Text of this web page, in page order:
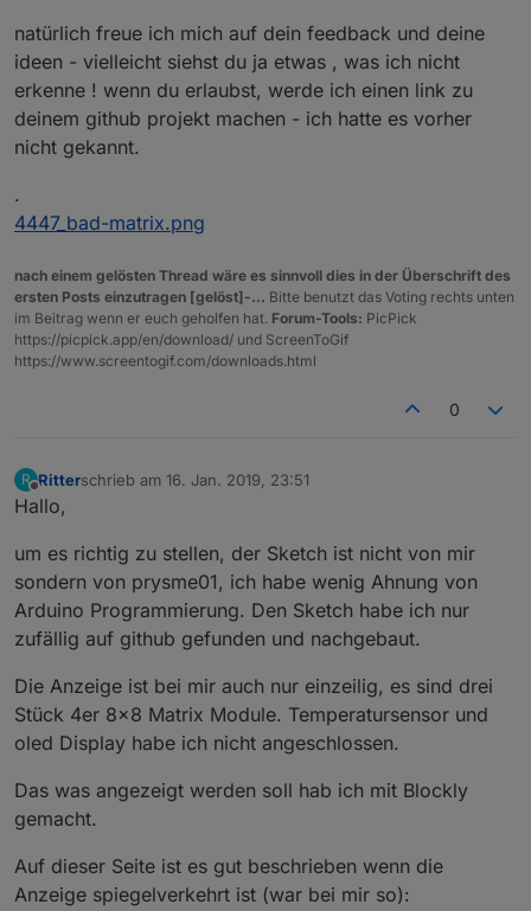
natürlich freue ich mich auf dein feedback und deine
ideen - vielleicht siehst du ja etwas , was ich nicht
erkenne ! wenn du erlaubst, werde ich einen link zu
deinem github projekt machen - ich hatte es vorher
nicht gekannt.
.
4447_bad-matrix.png
nach einem gelösten Thread wäre es sinnvoll dies in der Überschrift des
ersten Posts einzutragen [gelöst]-... Bitte benutzt das Voting rechts unten
im Beitrag wenn er euch geholfen hat. Forum-Tools: PicPick
https://picpick.app/en/download/ und ScreenToGif
https://www.screentogif.com/downloads.html
0
R
Offline
Ritterschrieb am 16. Jan. 2019, 23:51
zuletzt editiert von
Hallo,
um es richtig zu stellen, der Sketch ist nicht von mir
sondern von prysme01, ich habe wenig Ahnung von
Arduino Programmierung. Den Sketch habe ich nur
zufällig auf github gefunden und nachgebaut.
Die Anzeige ist bei mir auch nur einzeilig, es sind drei
Stück 4er 8x8 Matrix Module. Temperatursensor und
oled Display habe ich nicht angeschlossen.
Das was angezeigt werden soll hab ich mit Blockly
gemacht.
Auf dieser Seite ist es gut beschrieben wenn die
Anzeige spiegelverkehrt ist (war bei mir so):